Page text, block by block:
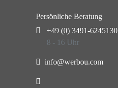
Persönliche Beratung
+49 (0) 3491-6245130
8 - 16 Uhr
info@werbou.com